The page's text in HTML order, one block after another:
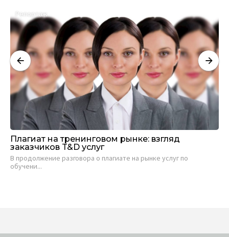
Репортаж
Плагиат на тренинговом рынке: взгляд
заказчиков T&D услуг
В продолжение разговора о плагиате на рынке услуг по
обучени...